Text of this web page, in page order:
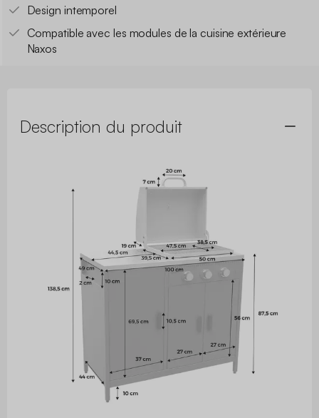
Design intemporel
Compatible avec les modules de la cuisine extérieure
Naxos
Description du produit